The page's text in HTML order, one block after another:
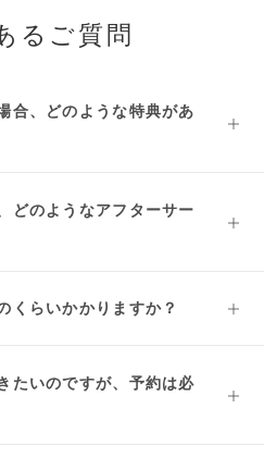
るご質問
合、どのような特典があ
どのようなアフターサー
くらいかかりますか？
たいのですが、予約は必